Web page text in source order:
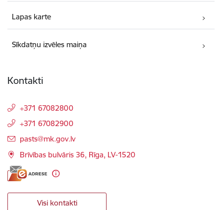
Lapas karte
Sīkdatņu izvēles maiņa
Kontakti
+371 67082800
+371 67082900
E-pasts:
pasts@mk.gov.lv
Brīvības bulvāris 36, Rīga, LV-1520
Visi kontakti